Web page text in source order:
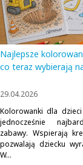
Najlepsze
co teraz wybierają
29.04.2026
Kolorowanki dla
jednocześnie
zabawy. Wspierają
pozwalają dziecku
W...